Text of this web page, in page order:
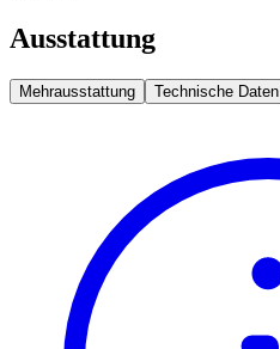
Ausstattung
Mehrausstattung Technische Daten